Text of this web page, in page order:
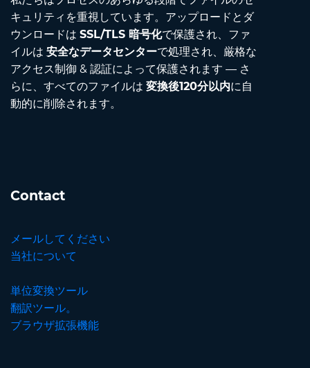
キュリティを重視しています。アップロードとダ
ウンロードは SSL/TLS 暗号化で保護され、ファ
イルは 安全なデータセンターで処理され、厳格な
アクセス制御 & 認証によって保護されます — さ
らに、すべてのファイルは 変換後120分以内に自
動的に削除されます。
Contact
メールしてください
当社について
単位変換ツール
翻訳ツール。
ブラウザ拡張機能